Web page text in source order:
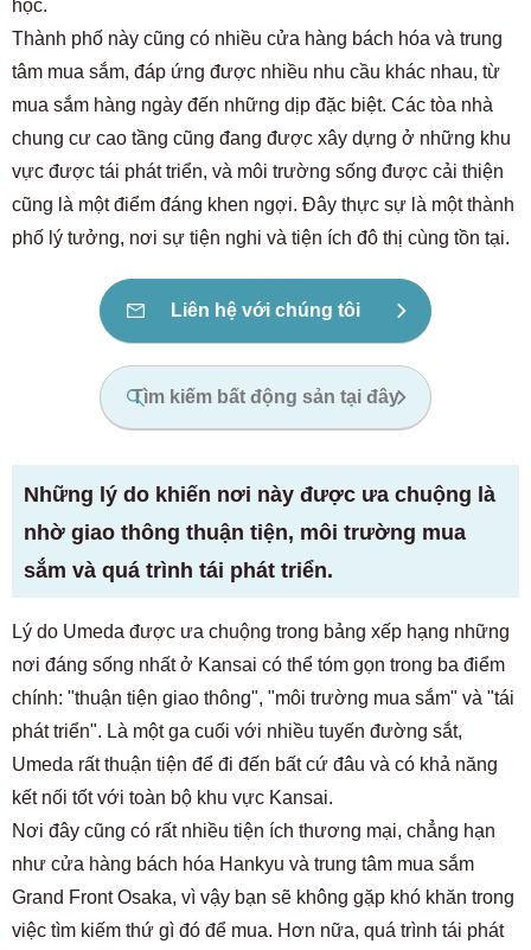
học.
Thành phố này cũng có nhiều cửa hàng bách hóa và trung
tâm mua sắm, đáp ứng được nhiều nhu cầu khác nhau, từ
mua sắm hàng ngày đến những dịp đặc biệt. Các tòa nhà
chung cư cao tầng cũng đang được xây dựng ở những khu
vực được tái phát triển, và môi trường sống được cải thiện
cũng là một điểm đáng khen ngợi. Đây thực sự là một thành
phố lý tưởng, nơi sự tiện nghi và tiện ích đô thị cùng tồn tại.
Liên hệ với chúng tôi
Tìm kiếm bất động sản tại đây
Những lý do khiến nơi này được ưa chuộng là
nhờ giao thông thuận tiện, môi trường mua
sắm và quá trình tái phát triển.
Lý do Umeda được ưa chuộng trong bảng xếp hạng những
nơi đáng sống nhất ở Kansai có thể tóm gọn trong ba điểm
chính: "thuận tiện giao thông", "môi trường mua sắm" và "tái
phát triển". Là một ga cuối với nhiều tuyến đường sắt,
Umeda rất thuận tiện để đi đến bất cứ đâu và có khả năng
kết nối tốt với toàn bộ khu vực Kansai.
Nơi đây cũng có rất nhiều tiện ích thương mại, chẳng hạn
như cửa hàng bách hóa Hankyu và trung tâm mua sắm
Grand Front Osaka, vì vậy bạn sẽ không gặp khó khăn trong
việc tìm kiếm thứ gì đó để mua. Hơn nữa, quá trình tái phát